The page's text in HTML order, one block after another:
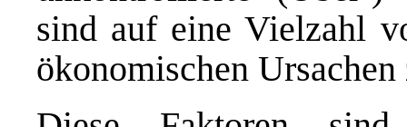
sind auf eine Vielzahl
ökonomischen